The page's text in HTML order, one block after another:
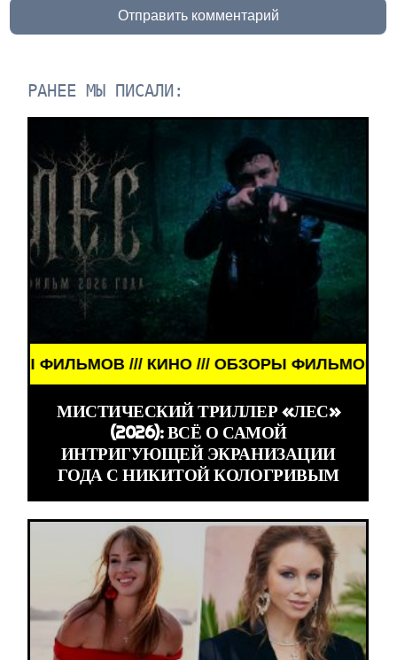
Отправить комментарий
РАНЕЕ МЫ ПИСАЛИ:
/// ОБЗОРЫ ФИЛЬМОВ /// КИНО /// ОБЗОРЫ
МИСТИЧЕСКИЙ ТРИЛЛЕР «ЛЕС»
(2026): ВСЁ О САМОЙ
ИНТРИГУЮЩЕЙ ЭКРАНИЗАЦИИ
ГОДА С НИКИТОЙ КОЛОГРИВЫМ